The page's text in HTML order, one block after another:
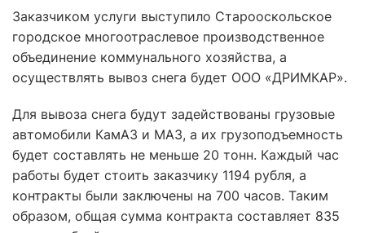
Заказчиком услуги выступило Старооскольское
городское многоотраслевое производственное
объединение коммунального хозяйства, а
осуществлять вывоз снега будет ООО «ДРИМКАР».
Для вывоза снега будут задействованы грузовые
автомобили КамАЗ и МАЗ, а их грузоподъемность
будет составлять не меньше 20 тонн. Каждый час
работы будет стоить заказчику 1194 рубля, а
контракты были заключены на 700 часов. Таким
образом, общая сумма контракта составляет 835